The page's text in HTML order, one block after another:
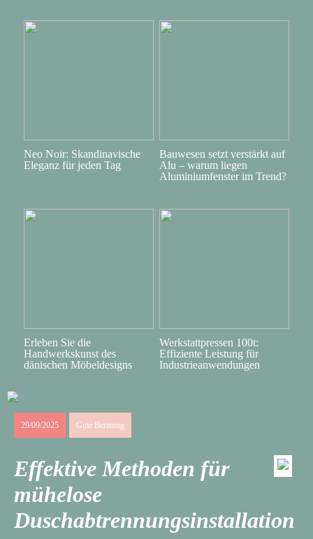
Neo Noir: Skandinavische
Eleganz für jeden Tag
Bauwesen setzt verstärkt auf
Alu – warum liegen
Aluminiumfenster im Trend?
Erleben Sie die
Handwerkskunst des
dänischen Möbeldesigns
Werkstattpressen 100t:
Effiziente Leistung für
Industrieanwendungen
29/09/2025 Gute Beratung
Effektive Methoden für
mühelose
Duschabtrennungsinstallation